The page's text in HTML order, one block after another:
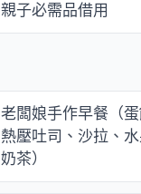
親子必需品借用
老闆娘手作早餐（蛋
熱壓吐司、沙拉、水
奶茶）